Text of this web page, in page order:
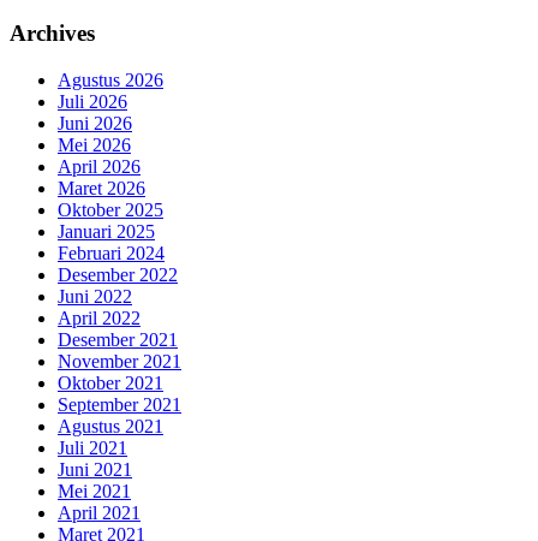
Archives
Agustus 2026
Juli 2026
Juni 2026
Mei 2026
April 2026
Maret 2026
Oktober 2025
Januari 2025
Februari 2024
Desember 2022
Juni 2022
April 2022
Desember 2021
November 2021
Oktober 2021
September 2021
Agustus 2021
Juli 2021
Juni 2021
Mei 2021
April 2021
Maret 2021